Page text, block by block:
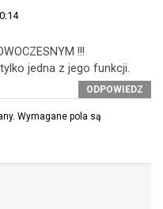
!!!
jedna z jego funkcji.
ODPOWIEDZ
Wymagane pola są